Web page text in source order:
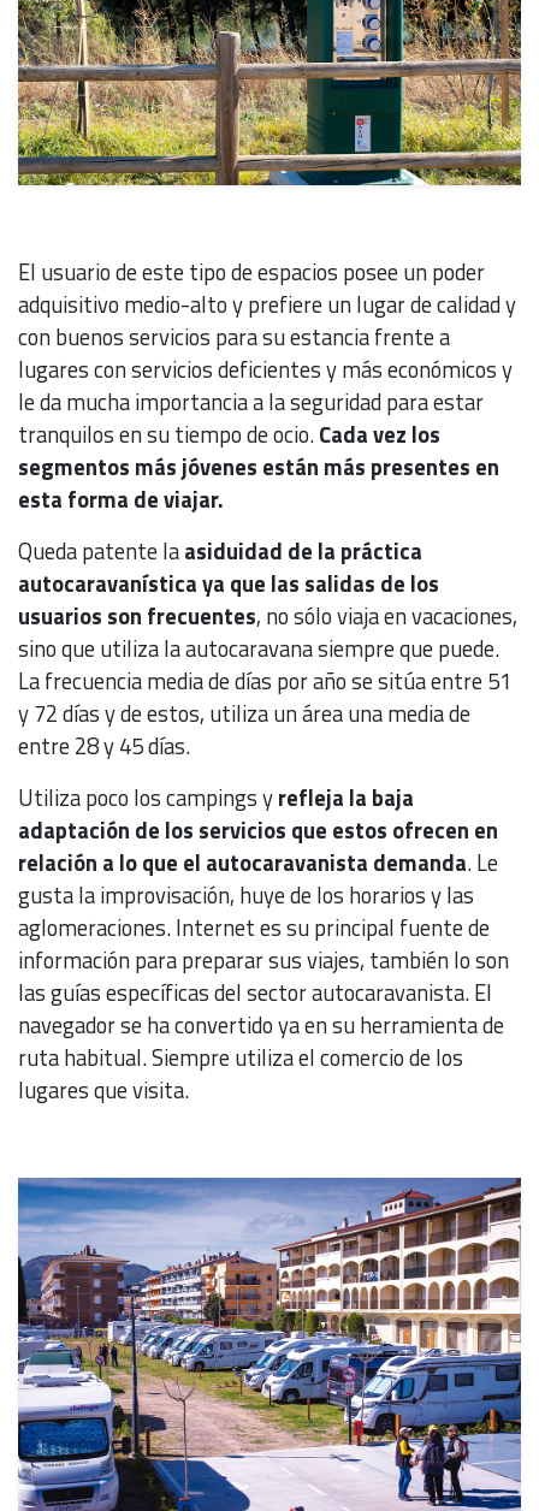
El usuario de este tipo de espacios posee un poder
adquisitivo medio-alto y prefiere un lugar de calidad y
con buenos servicios para su estancia frente a
lugares con servicios deficientes y más económicos y
le da mucha importancia a la seguridad para estar
tranquilos en su tiempo de ocio.Cada vez los
segmentos más jóvenes están más presentes en
esta forma de viajar.
Queda patente laasiduidad de la práctica
autocaravanística ya que las salidas de los
usuarios son frecuentes, no sólo viaja en vacaciones,
sino que utiliza la autocaravana siempre que puede.
La frecuencia media de días por año se sitúa entre 51
y 72 días y de estos, utiliza un área una media de
entre 28 y 45 días.
Utiliza poco los campings yrefleja la baja
adaptación de los servicios que estos ofrecen en
relación a lo que el autocaravanista demanda. Le
gusta la improvisación, huye de los horarios y las
aglomeraciones. Internet es su principal fuente de
información para preparar sus viajes, también lo son
las guías específicas del sector autocaravanista. El
navegador se ha convertido ya en su herramienta de
ruta habitual. Siempre utiliza el comercio de los
lugares que visita.